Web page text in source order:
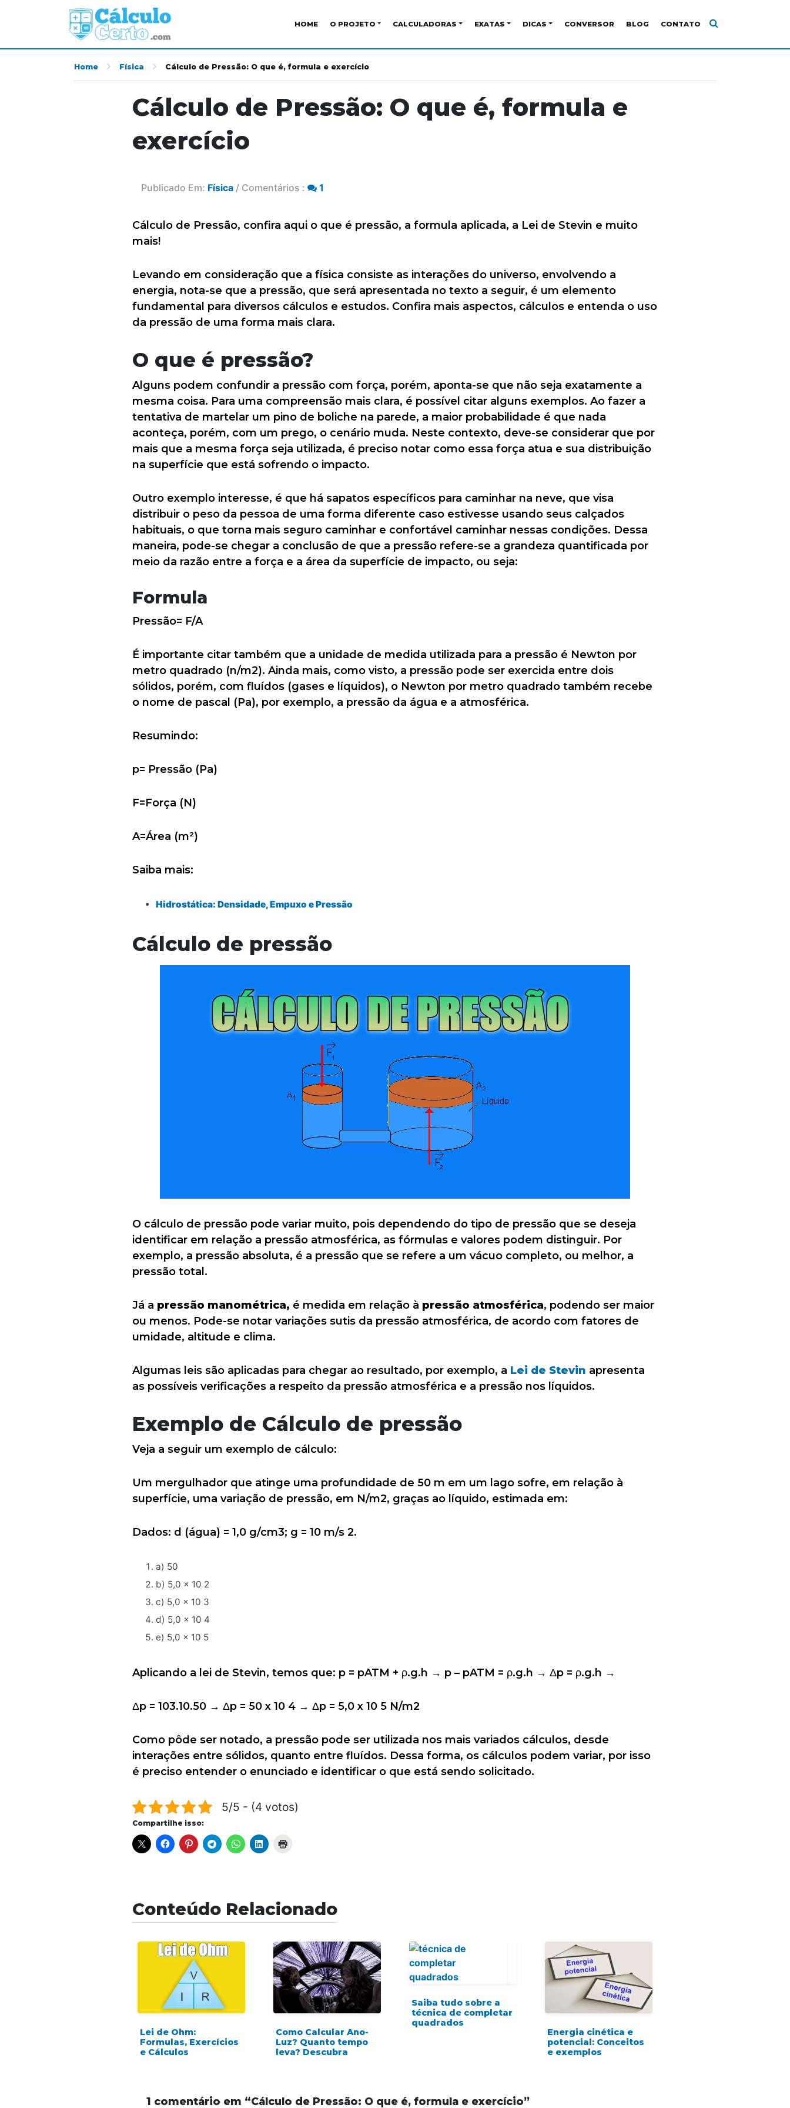
HOME O PROJETO CALCULADORAS EXATAS DICAS CONVERSOR BLOG CONTATO
Home Física Cálculo de Pressão: O que é, formula e exercício
Cálculo de Pressão: O que é, formula e
exercício
Publicado Em: Física / Comentários : 1
Cálculo de Pressão, confira aqui o que é pressão, a formula aplicada, a Lei de Stevin e muito
mais!
Levando em consideração que a física consiste as interações do universo, envolvendo a
energia, nota-se que a pressão, que será apresentada no texto a seguir, é um elemento
fundamental para diversos cálculos e estudos. Confira mais aspectos, cálculos e entenda o uso
da pressão de uma forma mais clara.
O que é pressão?
Alguns podem confundir a pressão com força, porém, aponta-se que não seja exatamente a
mesma coisa. Para uma compreensão mais clara, é possível citar alguns exemplos. Ao fazer a
tentativa de martelar um pino de boliche na parede, a maior probabilidade é que nada
aconteça, porém, com um prego, o cenário muda. Neste contexto, deve-se considerar que por
mais que a mesma força seja utilizada, é preciso notar como essa força atua e sua distribuição
na superfície que está sofrendo o impacto.
Outro exemplo interesse, é que há sapatos específicos para caminhar na neve, que visa
distribuir o peso da pessoa de uma forma diferente caso estivesse usando seus calçados
habituais, o que torna mais seguro caminhar e confortável caminhar nessas condições. Dessa
maneira, pode-se chegar a conclusão de que a pressão refere-se a grandeza quantificada por
meio da razão entre a força e a área da superfície de impacto, ou seja:
Formula
Pressão= F/A
É importante citar também que a unidade de medida utilizada para a pressão é Newton por
metro quadrado (n/m2). Ainda mais, como visto, a pressão pode ser exercida entre dois
sólidos, porém, com fluídos (gases e líquidos), o Newton por metro quadrado também recebe
o nome de pascal (Pa), por exemplo, a pressão da água e a atmosférica.
Resumindo:
p= Pressão (Pa)
F=Força (N)
A=Área (m²)
Saiba mais:
Hidrostática: Densidade, Empuxo e Pressão
Cálculo de pressão
O cálculo de pressão pode variar muito, pois dependendo do tipo de pressão que se deseja
identificar em relação a pressão atmosférica, as fórmulas e valores podem distinguir. Por
exemplo, a pressão absoluta, é a pressão que se refere a um vácuo completo, ou melhor, a
pressão total.
Já a pressão manométrica, é medida em relação à pressão atmosférica, podendo ser maior
ou menos. Pode-se notar variações sutis da pressão atmosférica, de acordo com fatores de
umidade, altitude e clima.
Algumas leis são aplicadas para chegar ao resultado, por exemplo, a Lei de Stevin apresenta
as possíveis verificações a respeito da pressão atmosférica e a pressão nos líquidos.
Exemplo de Cálculo de pressão
Veja a seguir um exemplo de cálculo:
Um mergulhador que atinge uma profundidade de 50 m em um lago sofre, em relação à
superfície, uma variação de pressão, em N/m2, graças ao líquido, estimada em:
Dados: d (água) = 1,0 g/cm3; g = 10 m/s 2.
a) 50
b) 5,0 x 10 2
c) 5,0 x 10 3
d) 5,0 x 10 4
e) 5,0 x 10 5
Aplicando a lei de Stevin, temos que: p = pATM + ρ.g.h → p – pATM = ρ.g.h → Δp = ρ.g.h →
Δp = 103.10.50 → Δp = 50 x 10 4 → Δp = 5,0 x 10 5 N/m2
Como pôde ser notado, a pressão pode ser utilizada nos mais variados cálculos, desde
interações entre sólidos, quanto entre fluídos. Dessa forma, os cálculos podem variar, por isso
é preciso entender o enunciado e identificar o que está sendo solicitado.​
5/5 - (4 votos)
Compartilhe isso:
Conteúdo Relacionado
Lei de Ohm:
Formulas, Exercícios
e Cálculos
Como Calcular Ano-
Luz? Quanto tempo
leva? Descubra
Saiba tudo sobre a
técnica de completar
quadrados
Energia cinética e
potencial: Conceitos
e exemplos
1 comentário em “Cálculo de Pressão: O que é, formula e exercício”